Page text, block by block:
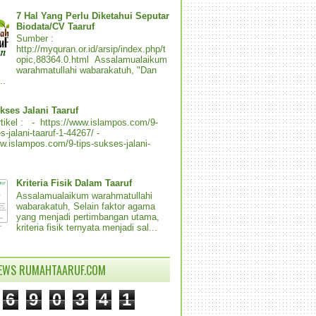
7 Hal Yang Perlu Diketahui Seputar
Biodata/CV Taaruf
Sumber :
http://myquran.or.id/arsip/index.php/t
opic,88364.0.html Assalamualaikum
warahmatullahi wabarakatuh, "Dan
Jalani Taaruf
: - https://www.islampos.com/9-
jalani-taaruf-1-44267/ -
9-tips-sukses-jalani-
Kriteria Fisik Dalam Taaruf
Assalamualaikum warahmatullahi
wabarakatuh, Selain faktor agama
yang menjadi pertimbangan utama,
kriteria fisik ternyata menjadi sal...
RUMAHTAARUF.COM
6 9 0 3 4 1